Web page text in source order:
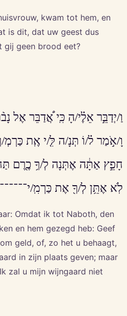
kwam tot hem, en
is dit, dat uw geest dus
gij geen brood eet?
וַ/יְדַבֵּ֣ר אֵלֶ֗י/הָ כִּֽי אֲ֠דַבֵּר אֶל
וָ/אֹ֣מַר ל֗/וֹ תְּנָ/ה לִּ֤/י אֶֽת
חָפֵ֣ץ אַתָּ֔ה אֶתְּנָה לְ/ךָ֥ כֶ֖רֶם
לֹֽא אֶתֵּ֥ן לְ/ךָ֖ אֶת כַּרְמִֽ/
Omdat ik tot Naboth, den
en hem gezegd heb: Geef
geld, of, zo het u behaagt,
in zijn plaats geven; maar
zal u mijn wijngaard niet